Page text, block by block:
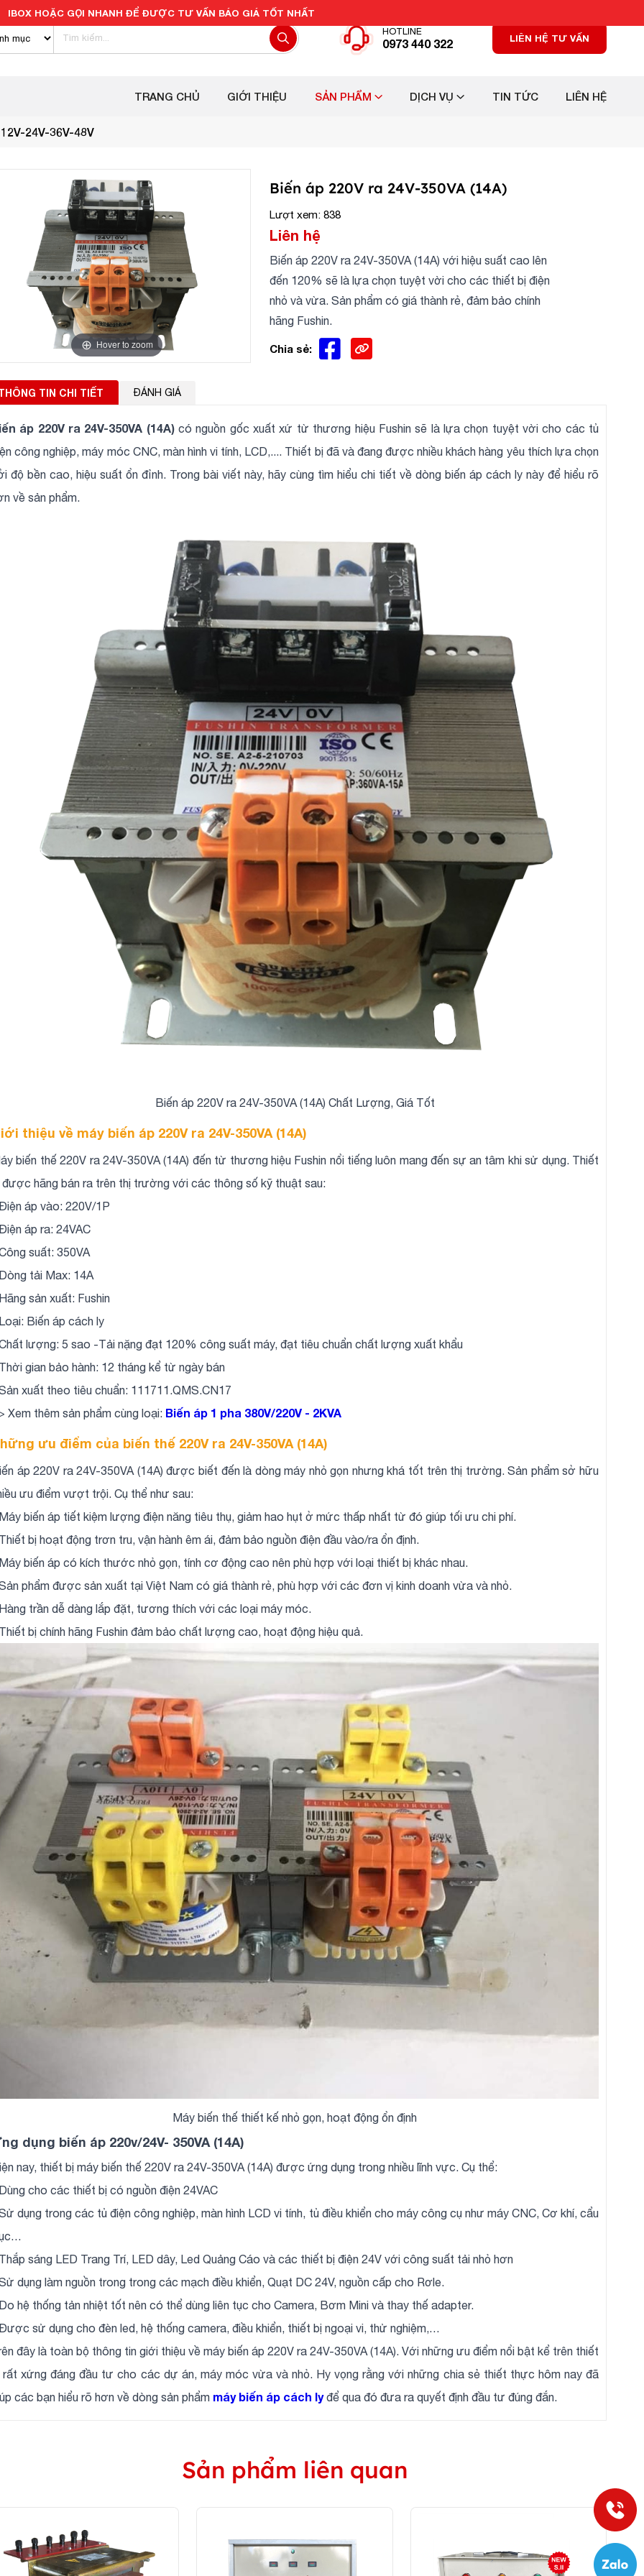
HOTLINE
0973 440 322 LIÊN HỆ TƯ VẤN
TRANG CHỦ GIỚI THIỆU SẢN PHẨM DỊCH VỤ TIN TỨC LIÊN HỆ
24V-36V-48V
Hover to zoom
Biến áp 220V ra 24V-350VA (14A)
Lượt xem: 838
Liên hệ
Biến áp 220V ra 24V-350VA (14A) với hiệu suất cao lên
đến 120% sẽ là lựa chọn tuyệt vời cho các thiết bị điện
nhỏ và vừa. Sản phẩm có giá thành rẻ, đảm bảo chính
hãng Fushin.
Chia sẻ:
TIN CHI TIẾT ĐÁNH GIÁ
áp 220V ra 24V-350VA (14A)có nguồn gốc xuất xứ từ thương hiệu Fushin sẽ là lựa chọn tuyệt vời cho các tủ
công nghiệp, máy móc CNC, màn hình vi tính, LCD,.... Thiết bị đã và đang được nhiều khách hàng yêu thích lựa chọn
độ bền cao, hiệu suất ổn đỉnh. Trong bài viết này, hãy cùng tìm hiểu chi tiết về dòng biến áp cách ly này để hiểu rõ
về sản phẩm.
Biến áp 220V ra 24V-350VA (14A) Chất Lượng, Giá Tốt
thiệu về máy biến áp 220V ra 24V-350VA (14A)
biến thế 220V ra 24V-350VA (14A) đến từ thương hiệu Fushin nổi tiếng luôn mang đến sự an tâm khi sử dụng. Thiết
được hãng bán ra trên thị trường với các thông số kỹ thuật sau:
áp vào: 220V/1P
áp ra: 24VAC
suất: 350VA
tải Max: 14A
sản xuất: Fushin
Biến áp cách ly
lượng: 5 sao -Tải nặng đạt 120% công suất máy, đạt tiêu chuẩn chất lượng xuất khẩu
gian bảo hành: 12 tháng kể từ ngày bán
xuất theo tiêu chuẩn: 111711.QMS.CN17
Xem thêm sản phẩm cùng loại: Biến áp 1 pha 380V/220V - 2KVA
ưu điểm của biến thế 220V ra 24V-350VA (14A)
áp 220V ra 24V-350VA (14A) được biết đến là dòng máy nhỏ gọn nhưng khá tốt trên thị trường. Sản phẩm sở hữu
ưu điểm vượt trội. Cụ thể như sau:
biến áp tiết kiệm lượng điện năng tiêu thụ, giảm hao hụt ở mức thấp nhất từ đó giúp tối ưu chi phí.
bị hoạt động trơn tru, vận hành êm ái, đảm bảo nguồn điện đầu vào/ra ổn định.
biến áp có kích thước nhỏ gọn, tính cơ động cao nên phù hợp với loại thiết bị khác nhau.
phẩm được sản xuất tại Việt Nam có giá thành rẻ, phù hợp với các đơn vị kinh doanh vừa và nhỏ.
trần dễ dàng lắp đặt, tương thích với các loại máy móc.
bị chính hãng Fushin đảm bảo chất lượng cao, hoạt động hiệu quả.
Máy biến thế thiết kế nhỏ gọn, hoạt động ổn định
dụng biến áp 220v/24V- 350VA (14A)
nay, thiết bị máy biến thế 220V ra 24V-350VA (14A) được ứng dụng trong nhiều lĩnh vực. Cụ thể:
cho các thiết bị có nguồn điện 24VAC
dụng trong các tủ điện công nghiệp, màn hình LCD vi tính, tủ điều khiển cho máy công cụ như máy CNC, Cơ khí, cẩu
sáng LED Trang Trí, LED dây, Led Quảng Cáo và các thiết bị điện 24V với công suất tải nhỏ hơn
dụng làm nguồn trong trong các mạch điều khiển, Quạt DC 24V, nguồn cấp cho Rơle.
hệ thống tản nhiệt tốt nên có thể dùng liên tục cho Camera, Bơm Mini và thay thế adapter.
sử dụng cho đèn led, hệ thống camera, điều khiển, thiết bị ngoại vi, thử nghiệm,…
đây là toàn bộ thông tin giới thiệu về máy biến áp 220V ra 24V-350VA (14A). Với những ưu điểm nổi bật kể trên thiết
rất xứng đáng đầu tư cho các dự án, máy móc vừa và nhỏ. Hy vọng rằng với những chia sẻ thiết thực hôm nay đã
các bạn hiểu rõ hơn về dòng sản phẩm máy biến áp cách lyđể qua đó đưa ra quyết định đầu tư đúng đắn.
Sản phẩm liên quan
IBOX HOẶC GỌI NHANH ĐỂ ĐƯỢC TƯ VẤN BÁO GIÁ TỐT NHẤT